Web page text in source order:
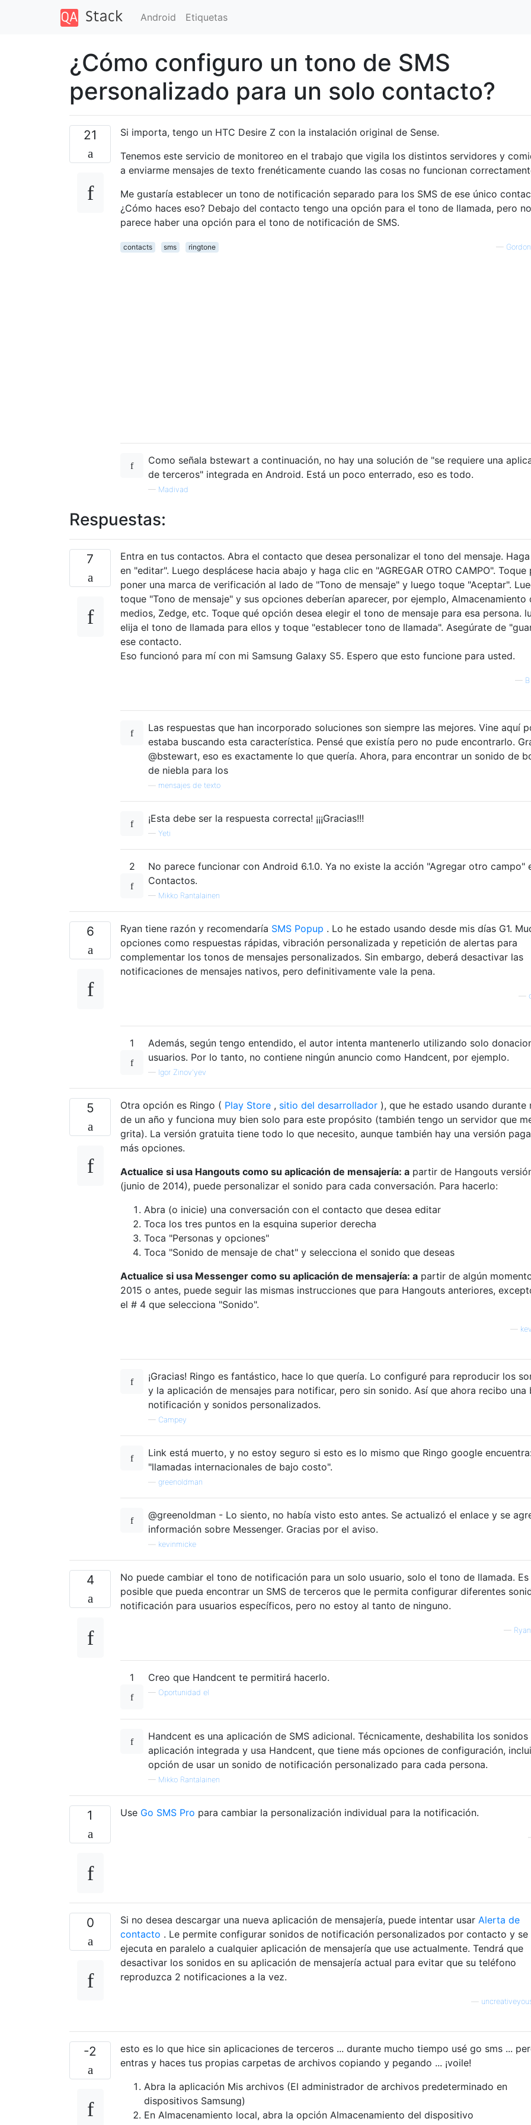
Android Etiquetas
¿Cómo configuro un tono de SMS
personalizado para un solo contacto?
21
Si importa, tengo un HTC Desire Z con la instalación original de Sense.
Tenemos este servicio de monitoreo en el trabajo que vigila los distintos servidores y
a enviarme mensajes de texto frenéticamente cuando las cosas no funcionan
Me gustaría establecer un tono de notificación separado para los SMS de ese único
¿Cómo haces eso? Debajo del contacto tengo una opción para el tono de llamada, pero no
parece haber una opción para el tono de notificación de SMS.
contacts sms ringtone —
Como señala bstewart a continuación, no hay una solución de "se requiere una
de terceros" integrada en Android. Está un poco enterrado, eso es todo.
— Madivad
Respuestas:
7
Entra en tus contactos. Abra el contacto que desea personalizar el tono del mensaje.
en "editar". Luego desplácese hacia abajo y haga clic en "AGREGAR OTRO CAMPO". Toque
poner una marca de verificación al lado de "Tono de mensaje" y luego toque "Aceptar".
toque "Tono de mensaje" y sus opciones deberían aparecer, por ejemplo, Almacenamiento
medios, Zedge, etc. Toque qué opción desea elegir el tono de mensaje para esa persona.
elija el tono de llamada para ellos y toque "establecer tono de llamada". Asegúrate de
ese contacto.
Eso funcionó para mí con mi Samsung Galaxy S5. Espero que esto funcione para usted.
—
Las respuestas que han incorporado soluciones son siempre las mejores. Vine aquí
estaba buscando esta característica. Pensé que existía pero no pude encontrarlo.
@bstewart, eso es exactamente lo que quería. Ahora, para encontrar un sonido de
de niebla para los
mensajes de texto
¡Esta debe ser la respuesta correcta! ¡¡¡Gracias!!!
— Yeti
2
No parece funcionar con Android 6.1.0. Ya no existe la acción "Agregar otro campo"
Contactos.
— Mikko Rantalainen
6 Ryan tiene razón y recomendaría SMS Popup . Lo he estado usando desde mis días G1.
opciones como respuestas rápidas, vibración personalizada y repetición de alertas para
complementar los tonos de mensajes personalizados. Sin embargo, deberá desactivar las
notificaciones de mensajes nativos, pero definitivamente vale la pena.
1
Además, según tengo entendido, el autor intenta mantenerlo utilizando solo
usuarios. Por lo tanto, no contiene ningún anuncio como Handcent, por ejemplo.
— Igor Zinov'yev
5 Otra opción es Ringo ( Play Store , sitio del desarrollador ), que he estado usando durante
de un año y funciona muy bien solo para este propósito (también tengo un servidor que
grita). La versión gratuita tiene todo lo que necesito, aunque también hay una versión
más opciones.
Actualice si usa Hangouts como su aplicación de mensajería: a partir de Hangouts
(junio de 2014), puede personalizar el sonido para cada conversación. Para hacerlo:
Abra (o inicie) una conversación con el contacto que desea editar
Toca los tres puntos en la esquina superior derecha
Toca "Personas y opciones"
Toca "Sonido de mensaje de chat" y selecciona el sonido que deseas
Actualice si usa Messenger como su aplicación de mensajería: a partir de algún
2015 o antes, puede seguir las mismas instrucciones que para Hangouts anteriores,
el # 4 que selecciona "Sonido".
¡Gracias! Ringo es fantástico, hace lo que quería. Lo configuré para reproducir los
y la aplicación de mensajes para notificar, pero sin sonido. Así que ahora recibo una
notificación y sonidos personalizados.
— Campey
Link está muerto, y no estoy seguro si esto es lo mismo que Ringo google
"llamadas internacionales de bajo costo".
greenoldman
@greenoldman - Lo siento, no había visto esto antes. Se actualizó el enlace y se
información sobre Messenger. Gracias por el aviso.
kevinmicke
4
No puede cambiar el tono de notificación para un solo usuario, solo el tono de llamada. Es
posible que pueda encontrar un SMS de terceros que le permita configurar diferentes
notificación para usuarios específicos, pero no estoy al tanto de ninguno.
—
1 Creo que Handcent te permitirá hacerlo.
— Oportunidad el
Handcent es una aplicación de SMS adicional. Técnicamente, deshabilita los sonidos
aplicación integrada y usa Handcent, que tiene más opciones de configuración,
opción de usar un sonido de notificación personalizado para cada persona.
— Mikko Rantalainen
1 Use Go SMS Pro para cambiar la personalización individual para la notificación.
0 Si no desea descargar una nueva aplicación de mensajería, puede intentar usar Alerta de
contacto . Le permite configurar sonidos de notificación personalizados por contacto y se
ejecuta en paralelo a cualquier aplicación de mensajería que use actualmente. Tendrá que
desactivar los sonidos en su aplicación de mensajería actual para evitar que su teléfono
reproduzca 2 notificaciones a la vez.
-2
esto es lo que hice sin aplicaciones de terceros ... durante mucho tiempo usé go sms ...
entras y haces tus propias carpetas de archivos copiando y pegando ... ¡voile!
Abra la aplicación Mis archivos (El administrador de archivos predeterminado en
dispositivos Samsung)
En Almacenamiento local, abra la opción Almacenamiento del dispositivo